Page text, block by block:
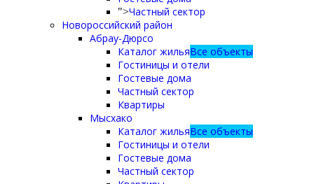
">Частный сектор
Новороссийский район
Абрау-Дюрсо
Каталог жильяВсе объекты
Гостиницы и отели
Гостевые дома
Частный сектор
Квартиры
Мысхако
Каталог жильяВсе объекты
Гостиницы и отели
Гостевые дома
Частный сектор